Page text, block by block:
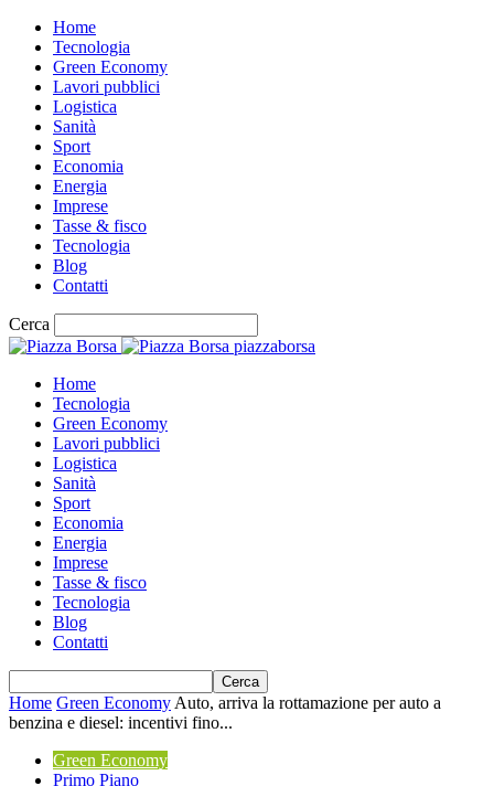
Home
Tecnologia
Green Economy
Lavori pubblici
Logistica
Sanità
Sport
Economia
Energia
Imprese
Tasse & fisco
Tecnologia
Blog
Contatti
Cerca
piazzaborsa
Home
Tecnologia
Green Economy
Lavori pubblici
Logistica
Sanità
Sport
Economia
Energia
Imprese
Tasse & fisco
Tecnologia
Blog
Contatti
Home Green Economy Auto, arriva la rottamazione per auto a
benzina e diesel: incentivi fino...
Green Economy
Primo Piano